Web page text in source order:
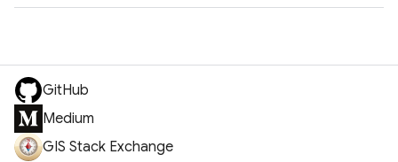
GitHub
Medium
GIS Stack Exchange